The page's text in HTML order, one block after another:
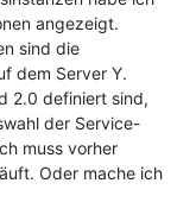
angezeigt.
sind die
dem Server Y.
2.0 definiert sind,
der Service-
muss vorher
Oder mache ich